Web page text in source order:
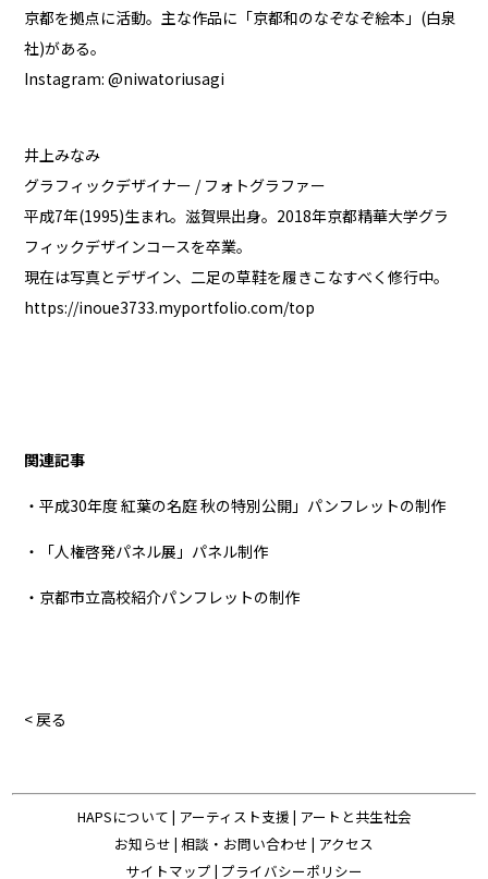
京都を拠点に活動。主な作品に「京都和のなぞなぞ絵本」(白泉
社)がある。
Instagram:@niwatoriusagi
井上みなみ
グラフィックデザイナー / フォトグラファー
平成7年(1995)生まれ。滋賀県出身。2018年京都精華大学グラ
フィックデザインコースを卒業。
現在は写真とデザイン、二足の草鞋を履きこなすべく修行中。
https://inoue3733.myportfolio.com/top
関連記事
・平成30年度 紅葉の名庭 秋の特別公開」パンフレットの制作
・「人権啓発パネル展」パネル制作
・京都市立高校紹介パンフレットの制作
< 戻る
HAPSについて | アーティスト支援 | アートと共生社会
お知らせ | 相談・お問い合わせ | アクセス
サイトマップ | プライバシーポリシー